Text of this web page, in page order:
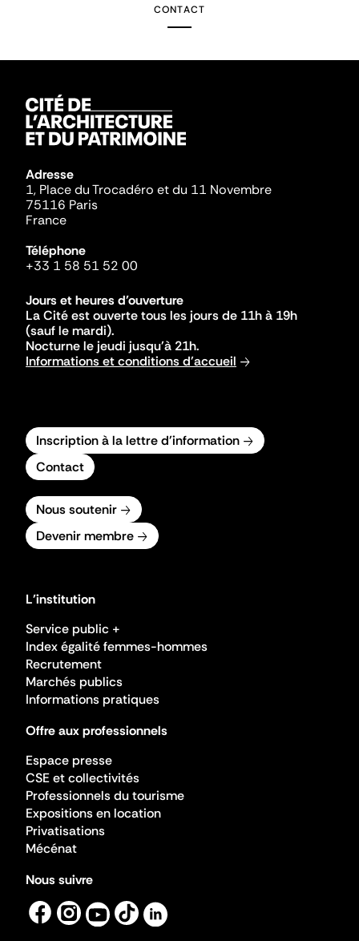
CONTACT
Adresse
1, Place du Trocadéro et du 11 Novembre
75116 Paris
France
Téléphone
+33 1 58 51 52 00
Jours et heures d'ouverture
La Cité est ouverte tous les jours de 11h à 19h
(sauf le mardi).
Nocturne le jeudi jusqu'à 21h.
Informations et conditions d'accueil
Inscription à la lettre d'information
Contact
Nous soutenir
Devenir membre
L'institution
Service public +
Index égalité femmes-hommes
Recrutement
Marchés publics
Informations pratiques
Offre aux professionnels
Espace presse
CSE et collectivités
Professionnels du tourisme
Expositions en location
Privatisations
Mécénat
Nous suivre